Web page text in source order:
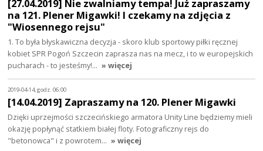
[27.04.2019] Nie zwalniamy tempa! Już zapraszamy
na 121. Plener Migawki! I czekamy na zdjęcia z
"Wiosennego rejsu"
1. To była błyskawiczna decyzja - skoro klub sportowy piłki ręcznej
kobiet SPR Pogoń Szczecin zaprasza nas na mecz, i to w europejskich
pucharach - to jesteśmy!… » więcej
2019-04-14, godz. 06:00
[14.04.2019] Zapraszamy na 120. Plener Migawki
Dzięki uprzejmości szczecińskiego armatora Unity Line będziemy mieli
okazję popłynąć statkiem białej floty. Fotograficzny rejs do
"betonowca" i z powrotem… » więcej